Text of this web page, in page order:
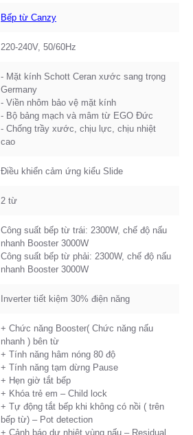
Bếp từ Canzy
220-240V, 50/60Hz
- Mặt kính Schott Ceran xước sang trọng
Germany
- Viền nhôm bảo vệ mặt kính
- Bộ bảng mạch và mâm từ EGO Đức
- Chống trầy xước, chịu lực, chịu nhiệt
cao
Điều khiển cảm ứng kiểu Slide
2 từ
Công suất bếp từ trái: 2300W, chế độ nấu
nhanh Booster 3000W
Công suất bếp từ phải: 2300W, chế độ nấu
nhanh Booster 3000W
Inverter tiết kiệm 30% điện năng
+ Chức năng Booster( Chức năng nấu
nhanh ) bên từ
+ Tính năng hâm nóng 80 độ
+ Tính năng tạm dừng Pause
+ Hẹn giờ tắt bếp
+ Khóa trẻ em – Child lock
+ Tự động tắt bếp khi không có nồi ( trên
bếp từ) – Pot detection
+ Cảnh báo dư nhiệt vùng nấu – Residual